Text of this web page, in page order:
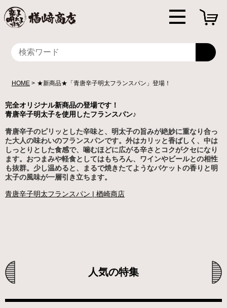
HOME ★新商品★「青唐辛子明太フランスパン」登場！
完全オリジナル新商品の登場です！
青唐辛子明太子を使用したフランスパン♪
青唐辛子のピリッとした辛味と、明太子の旨みが絶妙に重なり合っ
た大人の味わいのフランスパンです。外はカリッと香ばしく、中は
しっとりとした食感で、噛むほどに広がる辛さとコクがクセになり
ます。おつまみや軽食としてはもちろん、ワインやビールとの相性
も抜群。少し温めると、まるで焼きたてようなバケットの香りと明
太子の風味が一層引き立ちます。
青唐辛子明太フランスパン | 楢崎商店
人気の特集